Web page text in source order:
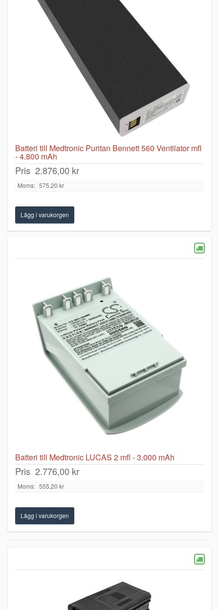
Batteri till Medtronic Puritan Bennett 560 Ventilator mfl
- 4.800 mAh
Pris 2.876,00 kr
Moms: 575,20 kr
Batteri till Medtronic LUCAS 2 mfl - 3.000 mAh
Pris 2.776,00 kr
Moms: 555,20 kr